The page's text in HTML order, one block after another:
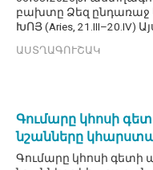
բախտը Ձեզ ընդառաջ
ԽՈՅ (Aries, 21.III–20.IV)
ԱՍՏՂԱԳՈՒՇԱԿ
Գումարը կհոսի
նշանները
Գումարը կհոսի գետի